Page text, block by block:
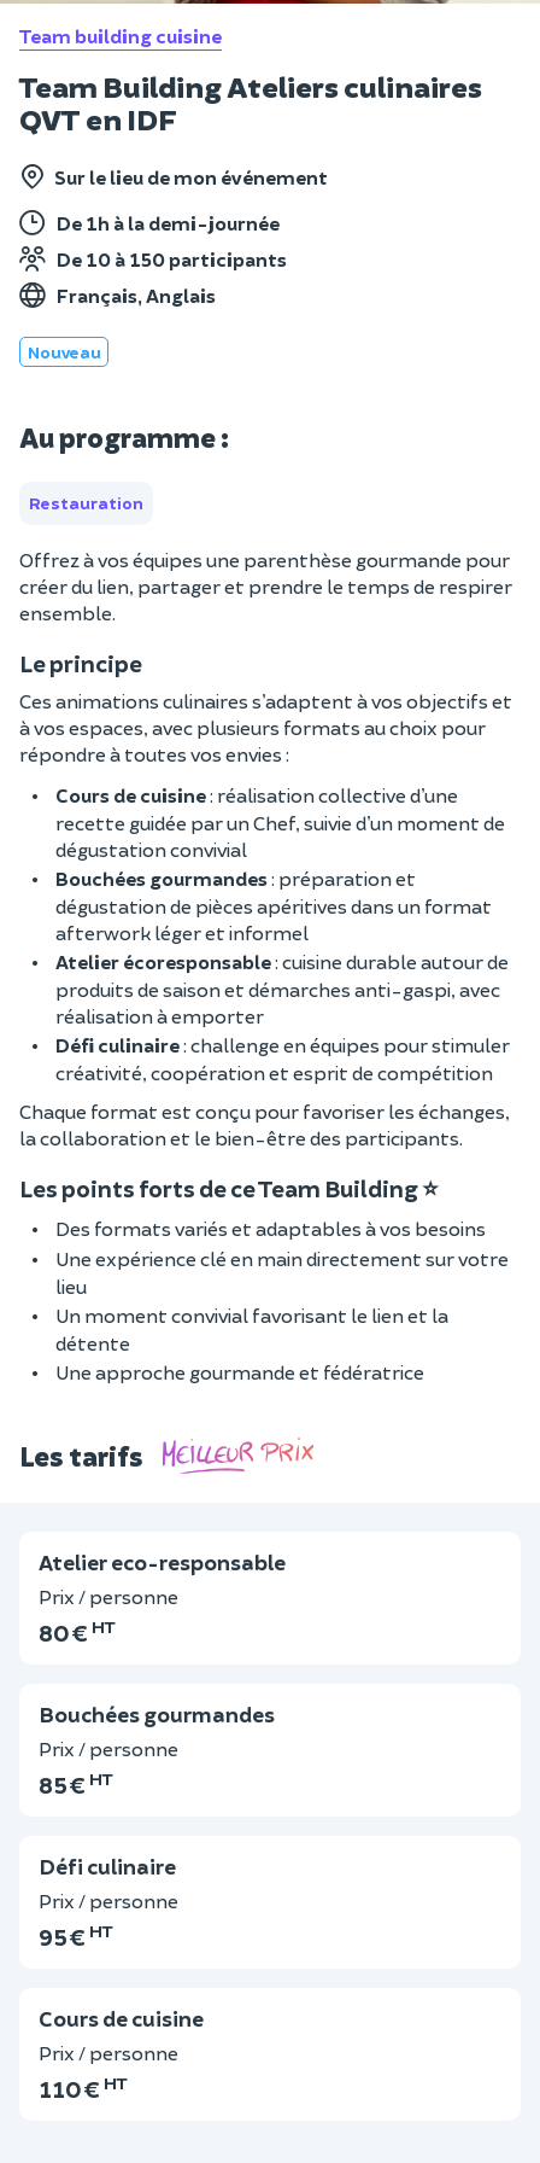
Team building cuisine
Team Building Ateliers culinaires
QVT en IDF
Sur le lieu de mon événement
De 1h à la demi-journée
De 10 à 150 participants
Français, Anglais
Nouveau
Au programme :
Restauration
Offrez à vos équipes une parenthèse gourmande pour
créer du lien, partager et prendre le temps de respirer
ensemble.
Le principe
Ces animations culinaires s’adaptent à vos objectifs et
à vos espaces, avec plusieurs formats au choix pour
répondre à toutes vos envies :
Cours de cuisine: réalisation collective d’une
recette guidée par un Chef, suivie d’un moment de
dégustation convivial
Bouchées gourmandes: préparation et
dégustation de pièces apéritives dans un format
afterwork léger et informel
Atelier écoresponsable: cuisine durable autour de
produits de saison et démarches anti-gaspi, avec
réalisation à emporter
Défi culinaire: challenge en équipes pour stimuler
créativité, coopération et esprit de compétition
Chaque format est conçu pour favoriser les échanges,
la collaboration et le bien-être des participants.
Les points forts de ce Team Building ⭐
Des formats variés et adaptables à vos besoins
Une expérience clé en main directement sur votre
lieu
Un moment convivial favorisant le lien et la
détente
Une approche gourmande et fédératrice
Les tarifs
Atelier eco-responsable
Prix / personne
80 € HT
Bouchées gourmandes
Prix / personne
85 € HT
Défi culinaire
Prix / personne
95 € HT
Cours de cuisine
Prix / personne
110 € HT